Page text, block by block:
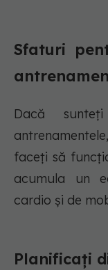
Sfaturi
Dacă
faceți să
acumula un
cardio și de
Planificați